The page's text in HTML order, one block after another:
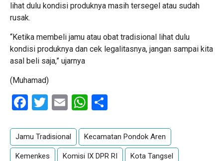
lihat dulu kondisi produknya masih tersegel atau sudah
rusak.
“Ketika membeli jamu atau obat tradisional lihat dulu
kondisi produknya dan cek legalitasnya, jangan sampai kita
asal beli saja,” ujarnya
(Muhamad)
Facebook
Twitter
EmailWhatsApp
Jamu Tradisional Kecamatan Pondok Aren
Kemenkes Komisi IX DPR RI Kota Tangsel